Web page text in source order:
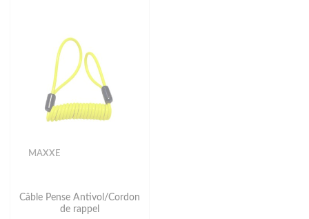
MAXXE
Câble Pense Antivol/Cordon
de rappel